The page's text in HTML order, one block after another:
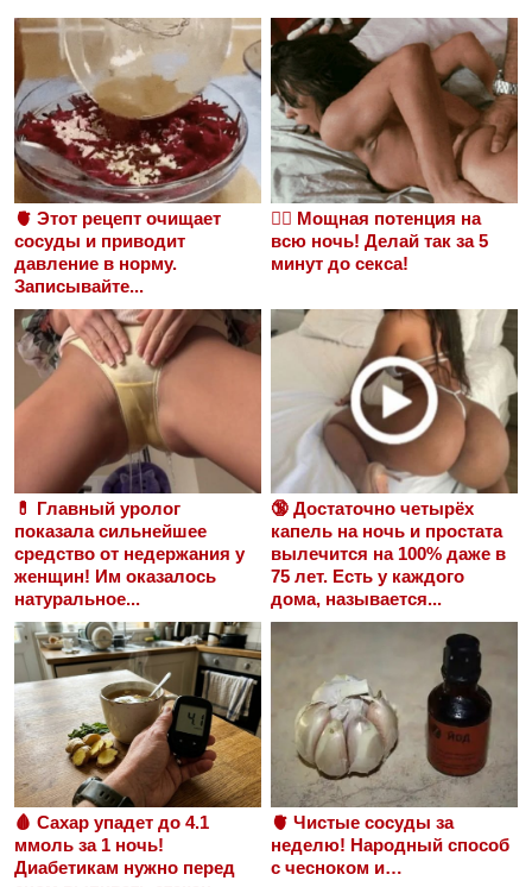
🫀 Этот рецепт очищает
сосуды и приводит
давление в норму.
Записывайте...
❤️‍🔥 Мощная потенция на
всю ночь! Делай так за 5
минут до секса!
💊 Главный уролог
показала сильнейшее
средство от недержания у
женщин! Им оказалось
натуральное...
🔞 Достаточно четырёх
капель на ночь и простата
вылечится на 100% даже в
75 лет. Есть у каждого
дома, называется...
🩸 Сахар упадет до 4.1
ммоль за 1 ночь!
Диабетикам нужно перед
🫀 Чистые сосуды за
неделю! Народный способ
с чесноком и…